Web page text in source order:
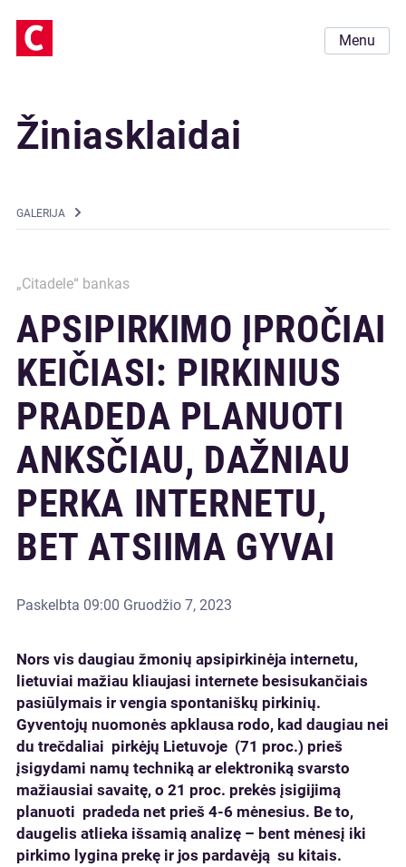
Menu
Žiniasklaidai
GALERIJA
„Citadele“ bankas
APSIPIRKIMO ĮPROČIAI
KEIČIASI: PIRKINIUS
PRADEDA PLANUOTI
ANKSČIAU, DAŽNIAU
PERKA INTERNETU,
BET ATSIIMA GYVAI
Paskelbta 09:00 Gruodžio 7, 2023
Nors vis daugiau žmonių apsipirkinėja internetu,
lietuviai mažiau kliaujasi internete besisukančiais
pasiūlymais ir vengia spontaniškų pirkinių.
Gyventojų nuomonės apklausa rodo, kad daugiau nei
du trečdaliai pirkėjų Lietuvoje (71 proc.) prieš
įsigydami namų techniką ar elektroniką svarsto
mažiausiai savaitę, o 21 proc. prekės įsigijimą
planuoti pradeda net prieš 4-6 mėnesius. Be to,
daugelis atlieka išsamią analizę – bent mėnesį iki
pirkimo lygina prekę ir jos pardavėją su kitais.